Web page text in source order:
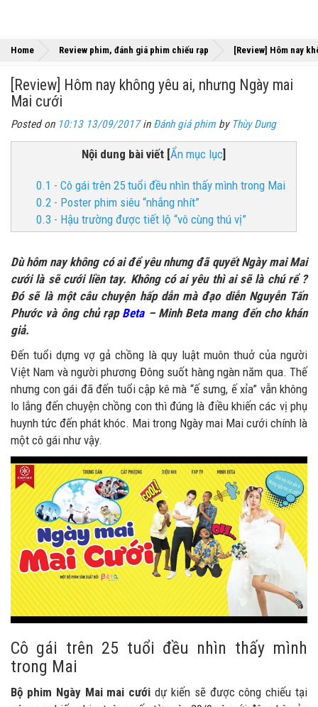
Home Review phim, đánh giá phim chiếu rạp [Review] Hôm nay
[Review] Hôm nay không yêu ai, nhưng Ngày mai
Mai cưới
Posted on 10:13 13/09/2017in Đánh giá phim by Thùy Dung
Nội dung bài viết [Ẩn mục lục]
0.1 - Cô gái trên 25 tuổi đều nhìn thấy mình trong Mai
0.2 - Poster phim siêu “nhắng nhít”
0.3 - Hậu trường được tiết lộ “vô cùng thú vị”
Dù hôm nay không có ai để yêu nhưng đã quyết Ngày mai Mai
cưới là sẽ cưới liền tay. Không có ai yêu thì ai sẽ là chú rể ?
Đó sẽ là một câu chuyện hấp dẫn mà đạo diễn Nguyễn Tấn
Phước và ông chủ rạp Beta– Minh Beta mang đến cho khán
giả.
Đến tuổi dựng vợ gả chồng là quy luật muôn thuở của người
Việt Nam và người phương Đông suốt hàng ngàn năm qua. Thế
nhưng con gái đã đến tuổi cập kê mà “ế sưng, ế xỉa” vẫn không
lo lắng đến chuyện chồng con thì đúng là điều khiến các vị phụ
huynh tức đến phát khóc. Mai trong Ngày mai Mai cưới chính là
một cô gái như vậy.
Cô gái trên 25 tuổi đều nhìn thấy mình
trong Mai
Bộ phim Ngày Mai mai cưới dự kiến sẽ được công chiếu tại